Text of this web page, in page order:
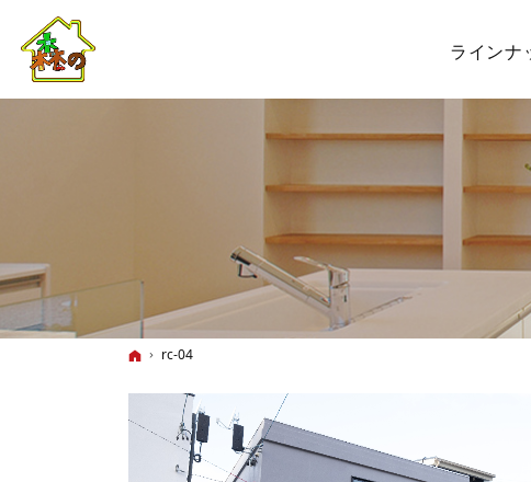
ホーム
rc-04
ラインナ